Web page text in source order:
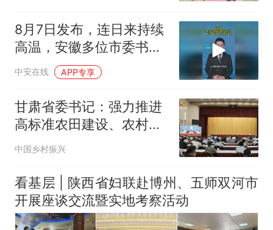
8月7日发布，连日来持续
高温，安徽多位市委书记
集中走进车间、施工现场
看望慰问一线劳动者。#
战高温 （编辑：晨晨）投
稿邮箱：3882124142
中安在线 APP专享
甘肃省委书记：强力推进
高标准农田建设、农村集
体“三资”、医保基金、养
中国乡村振兴
看基层 | 陕西省妇联赴博州、五师双河市
开展座谈交流暨实地考察活动